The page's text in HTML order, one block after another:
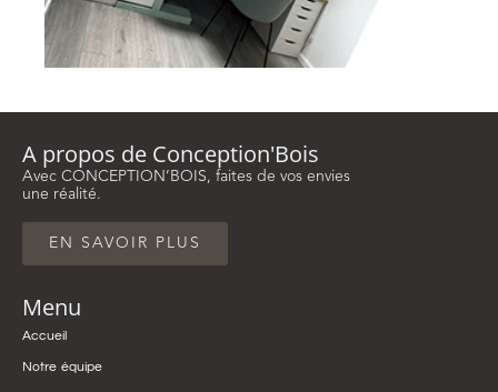
A propos de Conception'Bois
Avec CONCEPTION’BOIS, faites de vos envies
une réalité.
EN SAVOIR PLUS
Menu
Accueil
Notre équipe